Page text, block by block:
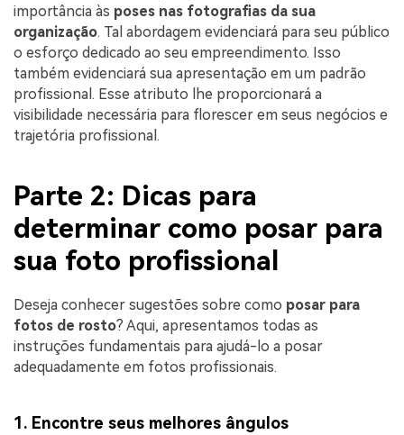
importância às poses nas fotografias da sua
organização. Tal abordagem evidenciará para seu público
o esforço dedicado ao seu empreendimento. Isso
também evidenciará sua apresentação em um padrão
profissional. Esse atributo lhe proporcionará a
visibilidade necessária para florescer em seus negócios e
trajetória profissional.
Parte 2: Dicas para
determinar como posar para
sua foto profissional
Deseja conhecer sugestões sobre como posar para
fotos de rosto? Aqui, apresentamos todas as
instruções fundamentais para ajudá-lo a posar
adequadamente em fotos profissionais.
1. Encontre seus melhores ângulos